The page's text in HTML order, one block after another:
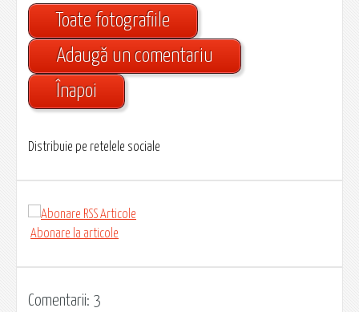
Toate fotografiile
Adaugă un comentariu
Înapoi
Distribuie pe retelele sociale
Abonare la articole
Comentarii: 3